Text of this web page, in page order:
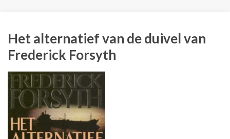
Het alternatief van de duivel van
Frederick Forsyth